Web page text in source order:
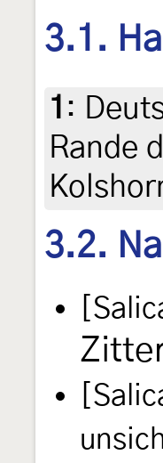
3.1.
1 :
Rande
3.2.